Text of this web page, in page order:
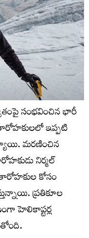
సంభవించిన భారీ
ఇప్పటి
మరణించిన
నిర్మల్‌
కోసం
ప్రతికూల
హెలికాప్టర్ల